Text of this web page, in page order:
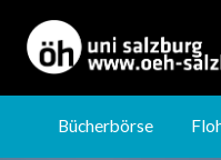
Jobbörse
Bücherbörse